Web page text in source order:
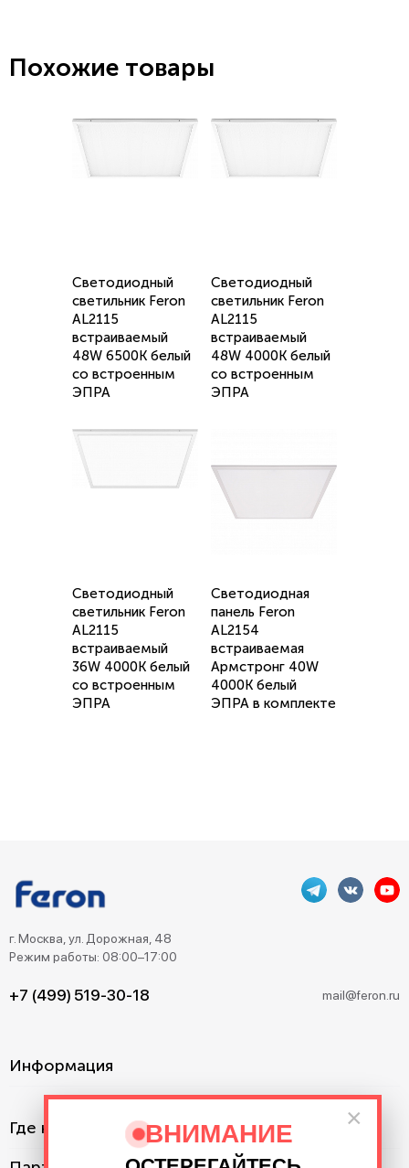
×
ВНИМАНИЕ
Похожие товары
Светодиодный
светильник Feron
AL2115
встраиваемый
48W 6500K белый
со встроенным
ЭПРА
Светодиодный
светильник Feron
AL2115
встраиваемый
48W 4000K белый
со встроенным
ЭПРА
Светодиодный
светильник Feron
AL2115
встраиваемый
36W 4000K белый
со встроенным
ЭПРА
Светодиодная
панель Feron
AL2154
встраиваемая
Армстронг 40W
4000K белый
ЭПРА в комплекте
г. Москва, ул. Дорожная, 48
Режим работы: 08:00–17:00
+7 (499) 519-30-18 mail@feron.ru
Информация
Где купить?